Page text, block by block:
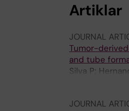
Artiklar
JOURNAL
Tumor-
and tube
Silva P;
JOURNAL